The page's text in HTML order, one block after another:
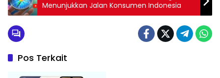
Menunjukkan Jalan Konsumen Indonesia
Pos Terkait